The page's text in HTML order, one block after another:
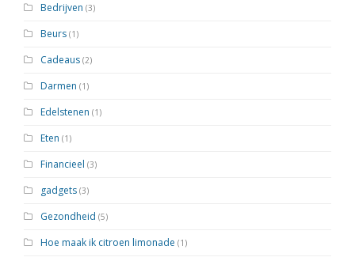
Bedrijven (3)
Beurs (1)
Cadeaus (2)
Darmen (1)
Edelstenen (1)
Eten (1)
Financieel (3)
gadgets (3)
Gezondheid (5)
Hoe maak ik citroen limonade (1)